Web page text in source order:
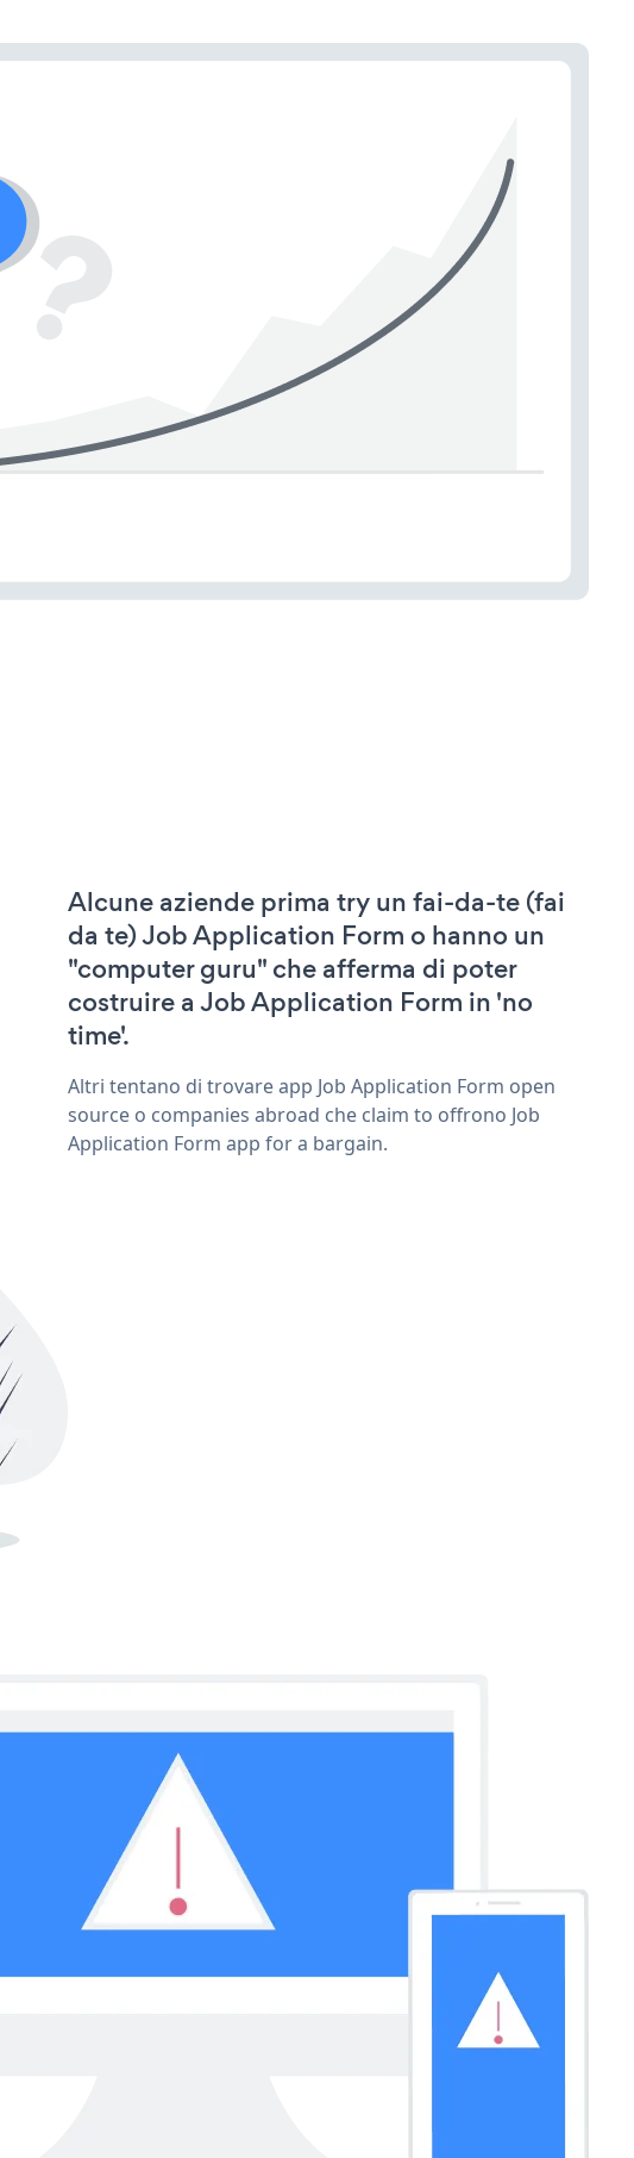
Alcune aziende prima try un fai-da-te (fai
da te) Job Application Form o hanno un
"computer guru" che afferma di poter
costruire a Job Application Form in 'no
time'.
Altri tentano di trovare app Job Application Form open
source o companies abroad che claim to offrono Job
Application Form app for a bargain.